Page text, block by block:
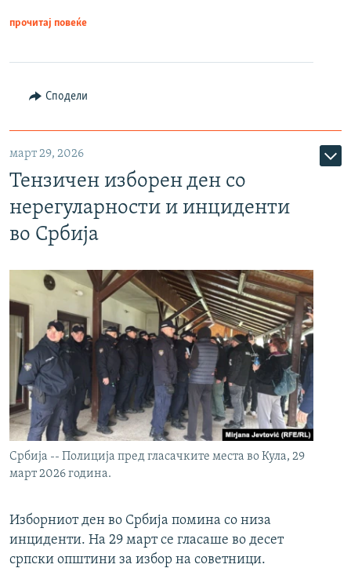
прочитај повеќе
Сподели
март 29, 2026
Тензичен изборен ден со
нерегуларности и инциденти
во Србија
Србија -- Полиција пред гласачките места во Кула, 29
март 2026 година.
Изборниот ден во Србија помина со низа
инциденти. На 29 март се гласаше во десет
српски општини за избор на советници.